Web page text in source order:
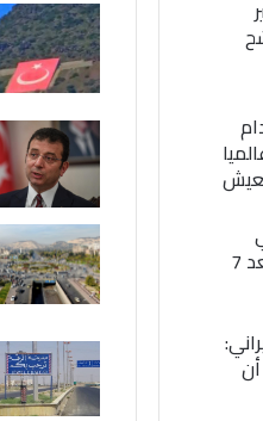
محافظة الرقة السورية بعد 7